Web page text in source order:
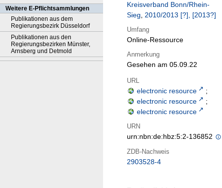
Weitere E-Pflichtsammlungen
Publikationen aus dem
Regierungsbezirk Düsseldorf
Publikationen aus den
Regierungsbezirken Münster,
Arnsberg und Detmold
Kreisverband Bonn/Rhein-
Sieg, 2010/2013 [?], [2013?]
Umfang
Online-Ressource
Anmerkung
Gesehen am 05.09.22
URL
electronic resource
;
electronic resource
;
electronic resource
URN
urn:nbn:de:hbz:5:2-136852
ZDB-Nachweis
2903528-4